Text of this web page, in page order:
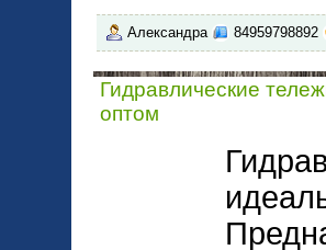
Александра 84959798892
Гидравлические
оптом